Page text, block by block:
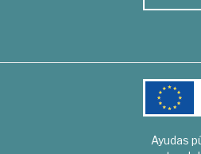
Ayudas